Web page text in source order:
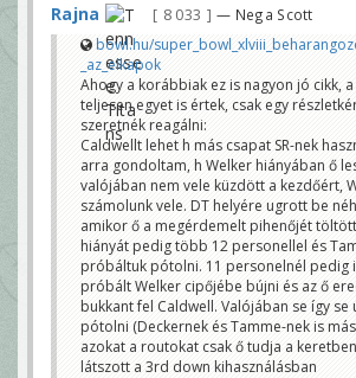
Rajna 8 033 — Nega Scott
bowl.hu/
_az_elkapok
Ahogy a korábbiak ez is nagyon jó cikk,
teljesen egyet is értek, csak egy
szeretnék reagálni:
Caldwellt lehet h más csapat SR-nek
arra gondoltam, h Welker hiányában ő
valójában nem vele küzdött a kezdőért,
számolunk vele. DT helyére ugrott be
amikor ő a megérdemelt pihenőjét
hiányát pedig több 12 personellel és
próbáltuk pótolni. 11 personelnél pedig
próbált Welker cipőjébe bújni és az ő
bukkant fel Caldwell. Valójában se így se
pótolni (Deckernek és Tamme-nek is
azokat a routokat csak ő tudja a
látszott a 3rd down kihasználásban